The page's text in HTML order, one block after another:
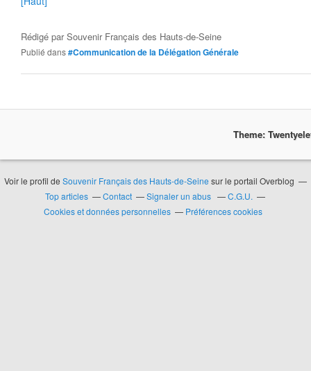
Rédigé parSouvenir Français des Hauts-de-Seine
Publié dans#Communication de la Délégation Générale
Theme:
Voir le profil de Souvenir Français des Hauts-de-Seine sur le portail Overblog
Top articles
Contact Signaler un abus
C.G.U.
Cookies et données personnelles
Préférences cookies